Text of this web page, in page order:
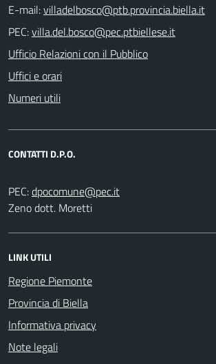
E-mail:
PEC:
Ufficio Relazioni con il Pubblico
Uffici e orari
Numeri utili
CONTATTI D.P.O.
PEC:
Zeno dott. Moretti
LINK UTILI
Regione Piemonte
Provincia di Biella
Informativa privacy
Note legali